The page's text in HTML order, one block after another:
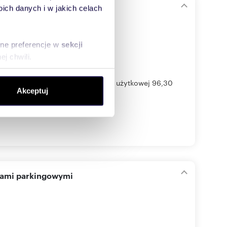
danych i w jakich celach
preferencje w sekcji
chwili.
społecznościowym,
od Ciebie lub
Akceptuj
w zabudowie bliźniaczej o pow. użytkowej 96,30
parkingowymi